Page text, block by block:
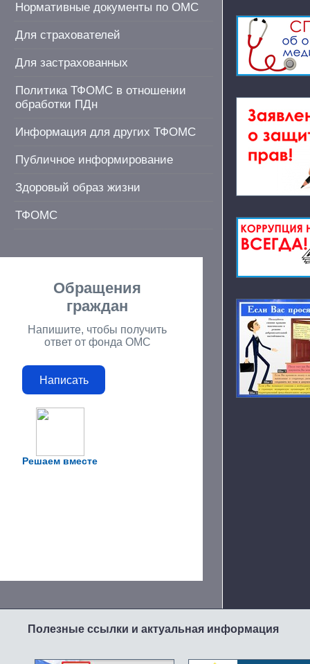
Нормативные документы по ОМС
Для страхователей
Для застрахованных
Политика ТФОМС в отношении
обработки ПДн
Информация для других ТФОМС
Публичное информирование
Здоровый образ жизни
ТФОМС
Решаем вместе
Обращения
граждан
Напишите, чтобы получить
ответ от фонда ОМС
Написать
Полезные ссылки и актуальная информация